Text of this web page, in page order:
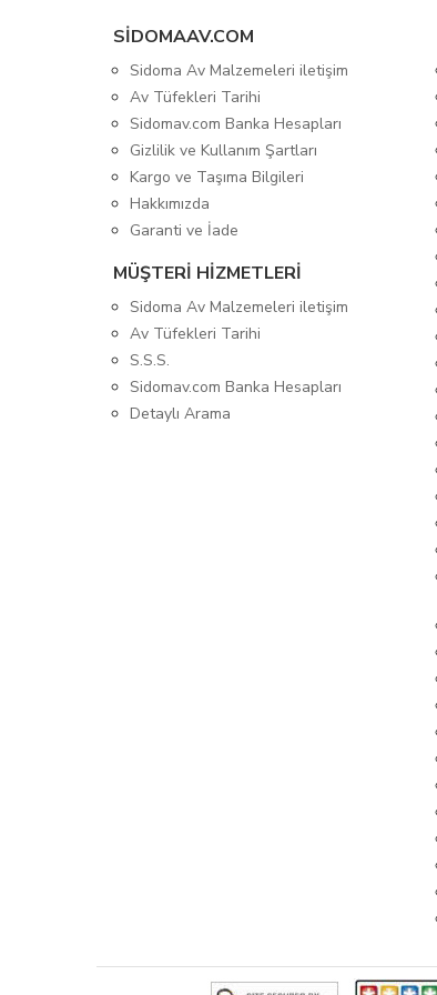
SIDOMAAV.COM
Sidoma Av Malzemeleri iletişim
Av Tüfekleri Tarihi
Sidomav.com Banka Hesapları
Gizlilik ve Kullanım Şartları
Kargo ve Taşıma Bilgileri
Hakkımızda
Garanti ve İade
MÜŞTERİ HİZMETLERİ
Sidoma Av Malzemeleri iletişim
Av Tüfekleri Tarihi
S.S.S.
Sidomav.com Banka Hesapları
Detaylı Arama